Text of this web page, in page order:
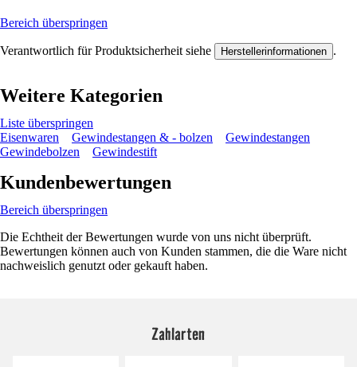
Bereich überspringen
Verantwortlich für Produktsicherheit siehe Herstellerinformationen .
Weitere Kategorien
Liste überspringen
Eisenwaren
Gewindestangen & - bolzen
Gewindestangen
Gewindebolzen
Gewindestift
Kundenbewertungen
Bereich überspringen
Die Echtheit der Bewertungen wurde von uns nicht überprüft.
Bewertungen können auch von Kunden stammen, die die Ware nicht
nachweislich genutzt oder gekauft haben.
Zahlarten